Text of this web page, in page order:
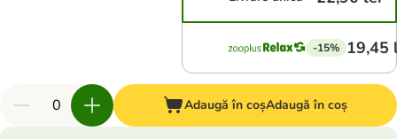
-15% 19,45
Adaugă în coșAdaugă în coș